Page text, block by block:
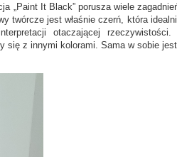
„Paint It Black” porusza wiele
twórcze jest właśnie czerń, która
otaczającej
się z innymi kolorami. Sama w sobie